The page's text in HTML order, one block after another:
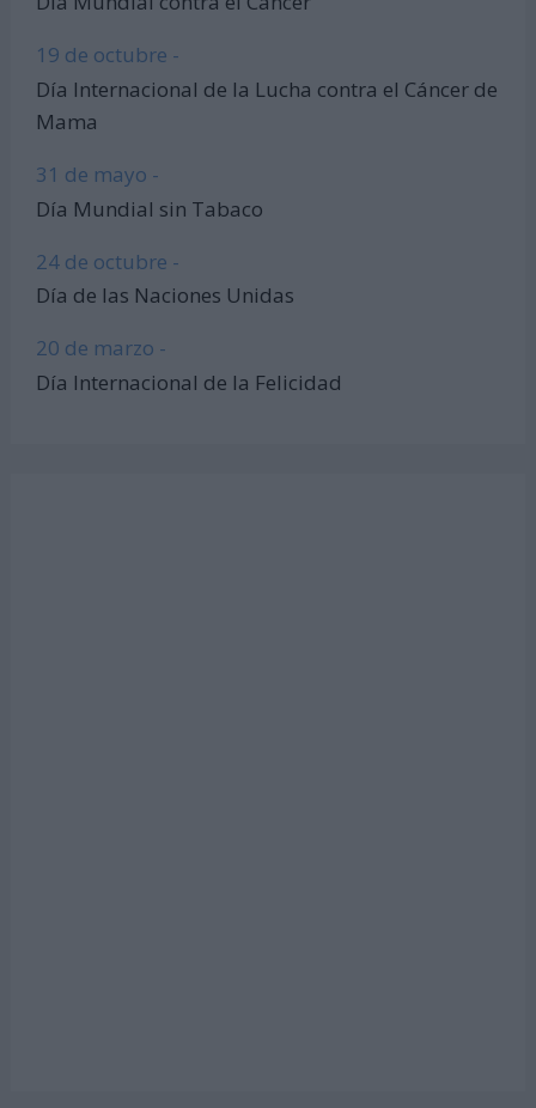
19 de octubre -
Día Internacional de la Lucha contra el Cáncer de
Mama
31 de mayo -
Día Mundial sin Tabaco
24 de octubre -
Día de las Naciones Unidas
20 de marzo -
Día Internacional de la Felicidad